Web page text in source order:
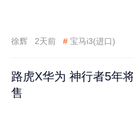
徐辉 2天前 # 宝马i3(进口)
路虎X华为 神行者5年
售